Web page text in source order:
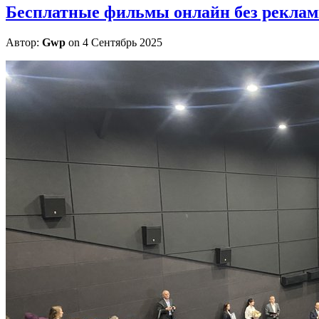
Бесплатные фильмы онлайн без
Автор: Gwp on 4 Сентябрь 2025